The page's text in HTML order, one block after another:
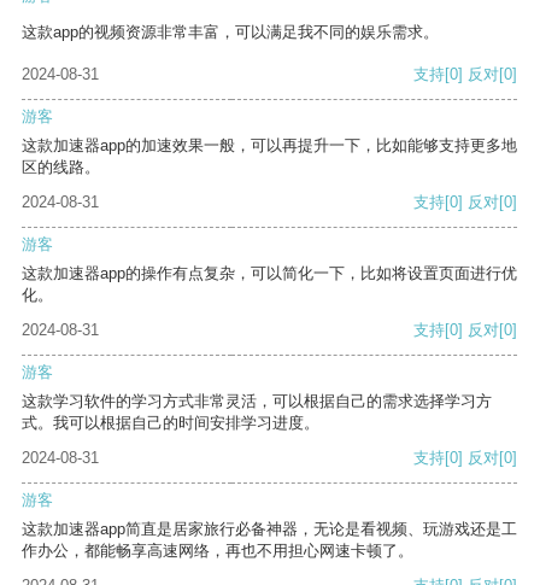
这款app的视频资源非常丰富，可以满足我不同的娱乐需求。
2024-08-31 支持[0] 反对[0]
游客
这款加速器app的加速效果一般，可以再提升一下，比如能够支持更多地
区的线路。
2024-08-31
支持[0] 反对[0]
游客
这款加速器app的操作有点复杂，可以简化一下，比如将设置页面进行优
化。
2024-08-31
支持[0] 反对[0]
游客
这款学习软件的学习方式非常灵活，可以根据自己的需求选择学习方
式。我可以根据自己的时间安排学习进度。
2024-08-31
支持[0] 反对[0]
游客
这款加速器app简直是居家旅行必备神器，无论是看视频、玩游戏还是工
作办公，都能畅享高速网络，再也不用担心网速卡顿了。